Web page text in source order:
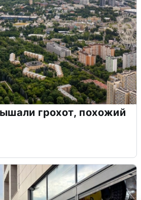
грохот, похожий